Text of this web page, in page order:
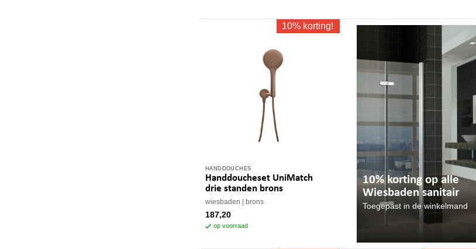
10% korting!
HANDDOUCHES
Handdoucheset UniMatch
drie standen brons
wiesbaden brons
187,20
op voorraad
10% korting op alle
Wiesbaden sanitair
Toegepast in de winkelmand